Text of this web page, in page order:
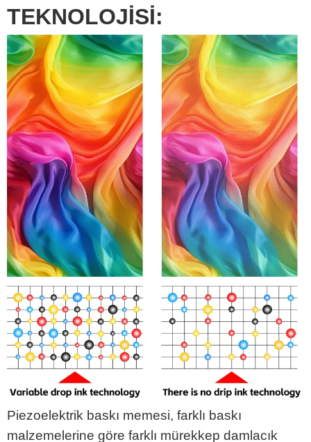
TEKNOLOJİSİ:
Piezoelektrik baskı memesi, farklı baskı
malzemelerine göre farklı mürekkep damlacık